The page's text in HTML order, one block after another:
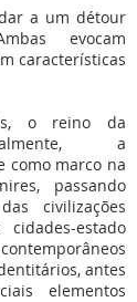
a um détour
evocam
características
o reino da
a
como marco na
passando
civilizações
estado
antes
elementos